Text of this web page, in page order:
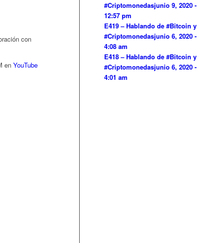
con
en YouTube
#Criptomonedasjunio 9, 2020 -
12:57 pm
E419 – Hablando de #Bitcoin y
#Criptomonedasjunio 6, 2020 -
4:08 am
E418 – Hablando de #Bitcoin y
#Criptomonedasjunio 6, 2020 -
4:01 am